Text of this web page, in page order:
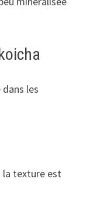
les
la texture est